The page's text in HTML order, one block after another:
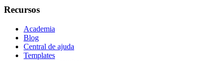
Recursos
Academia
Blog
Central de ajuda
Templates